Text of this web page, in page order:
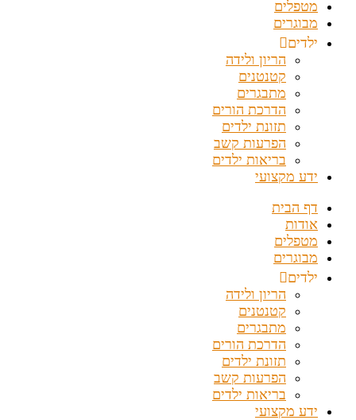
מטפלים
מבוגרים
ילדים
הריון ולידה
קטנטנים
מתבגרים
הדרכת הורים
תזונת ילדים
הפרעות קשב
בריאות ילדים
ידע מקצועי
דף הבית
אודות
מטפלים
מבוגרים
ילדים
הריון ולידה
קטנטנים
מתבגרים
הדרכת הורים
תזונת ילדים
הפרעות קשב
בריאות ילדים
ידע מקצועי